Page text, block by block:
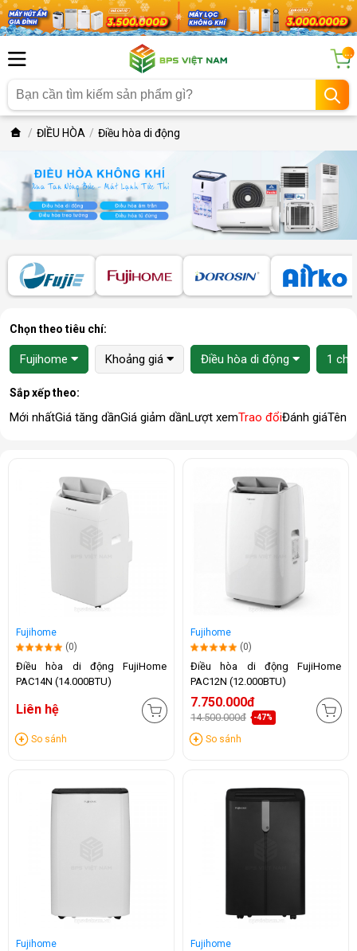
...
ĐIỀU HÒA Điều hòa di động
Chọn theo tiêu chí:
Fujihome Khoảng giá Điều hòa di động 1
Sắp xếp theo:
Mới nhấtGiá tăng dầnGiá giảm dầnLượt xemTrao đổiĐánh giáTên
Fujihome
(0)
Điều hòa di động FujiHome
PAC14N (14.000BTU)
Liên hệ
So sánh
Fujihome
(0)
Điều hòa di động FujiHome
PAC12N (12.000BTU)
7.750.000đ
14.500.000đ -47%
So sánh
Fujihome
Fujihome